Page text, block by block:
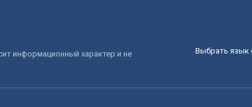
Выбрать язык
информационный характер и не